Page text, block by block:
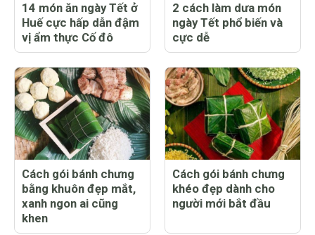
14 món ăn ngày Tết ở
Huế cực hấp dẫn đậm
vị ẩm thực Cố đô
2 cách làm dưa món
ngày Tết phổ biến và
cực dễ
Cách gói bánh chưng
bằng khuôn đẹp mắt,
xanh ngon ai cũng
khen
Cách gói bánh chưng
khéo đẹp dành cho
người mới bắt đầu